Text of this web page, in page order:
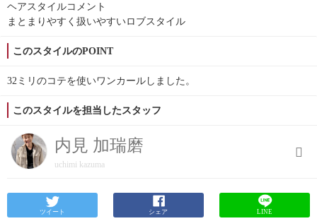
ヘアスタイルコメント
まとまりやすく扱いやすいロブスタイル
このスタイルのPOINT
32ミリのコテを使いワンカールしました。
このスタイルを担当したスタッフ
内見 加瑞磨
uchimi kazuma
ツイート シェア LINE